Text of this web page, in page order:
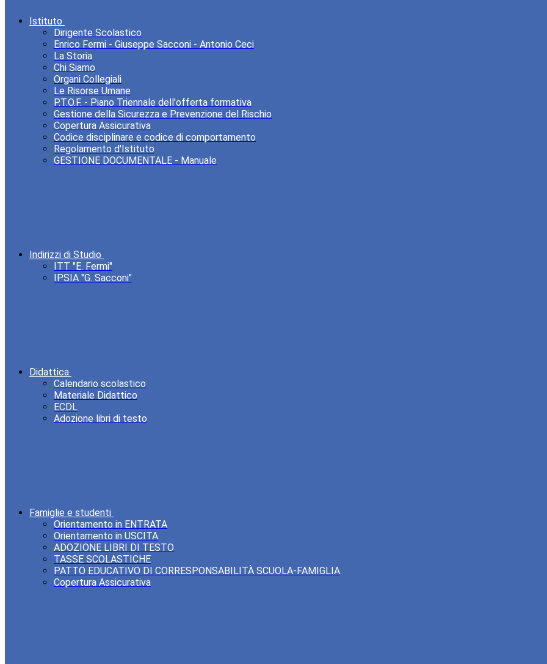
Istituto
Dirigente Scolastico
Enrico Fermi - Giuseppe Sacconi - Antonio Ceci
La Storia
Chi Siamo
Organi Collegiali
Le Risorse Umane
P.T.O.F. - Piano Triennale dell'offerta formativa
Gestione della Sicurezza e Prevenzione del Rischio
Copertura Assicurativa
Codice disciplinare e codice di comportamento
Regolamento d'Istituto
GESTIONE DOCUMENTALE - Manuale
Indirizzi di Studio
ITT "E. Fermi"
IPSIA "G. Sacconi"
Didattica
Calendario scolastico
Materiale Didattico
ECDL
Adozione libri di testo
Famiglie e studenti
Orientamento in ENTRATA
Orientamento in USCITA
ADOZIONE LIBRI DI TESTO
TASSE SCOLASTICHE
PATTO EDUCATIVO DI CORRESPONSABILITÀ SCUOLA-FAMIGLIA
Copertura Assicurativa